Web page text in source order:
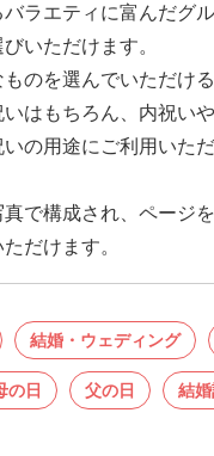
ラエティに富んだグル
いただけます。
のを選んでいただけ
はもちろん、内祝い
の用途にご利用いた
で構成され、ページ
だけます。
結婚・ウェディング
の日 父の日 結